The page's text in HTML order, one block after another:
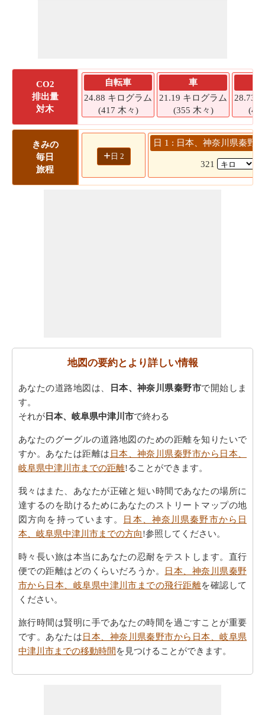
CO2
排出量
対木
自転車
24.88 キログラム
(417 木々)
車
21.19 キログラム
(355 木々)
28.73
きみの
毎日
旅程
+ 日 2
日 1 : 日本、神奈川県秦野
321
地図の要約とより詳しい情報
あなたの道路地図は、 日本、神奈川県秦野市で開始しま
す。
それが 日本、岐阜県中津川市で終わる
あなたのグーグルの道路地図のための距離を知りたいで
すか。あなたは距離は 日本、神奈川県秦野市から日本、
岐阜県中津川市までの距離!ることができます。
我々はまた、あなたが正確と短い時間であなたの場所に
達するのを助けるためにあなたのストリートマップの地
図方向を持っています。 日本、神奈川県秦野市から日
本、岐阜県中津川市までの方向!参照してください。
時々長い旅は本当にあなたの忍耐をテストします。直行
便での距離はどのくらいだろうか。
日本、神奈川県秦野
市から日本、岐阜県中津川市までの飛行距離を確認して
ください。
旅行時間は賢明に手であなたの時間を過ごすことが重要
です。あなたは日本、神奈川県秦野市から日本、岐阜県
中津川市までの移動時間を見つけることができます。
すべてのより良い計画にポイントするために必要な最も